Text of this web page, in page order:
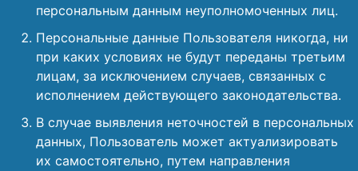
персональным данным неуполномоченных лиц.
Персональные данные Пользователя никогда, ни
при каких условиях не будут переданы третьим
лицам, за исключением случаев, связанных с
исполнением действующего законодательства.
В случае выявления неточностей в персональных
данных, Пользователь может актуализировать
их самостоятельно, путем направления